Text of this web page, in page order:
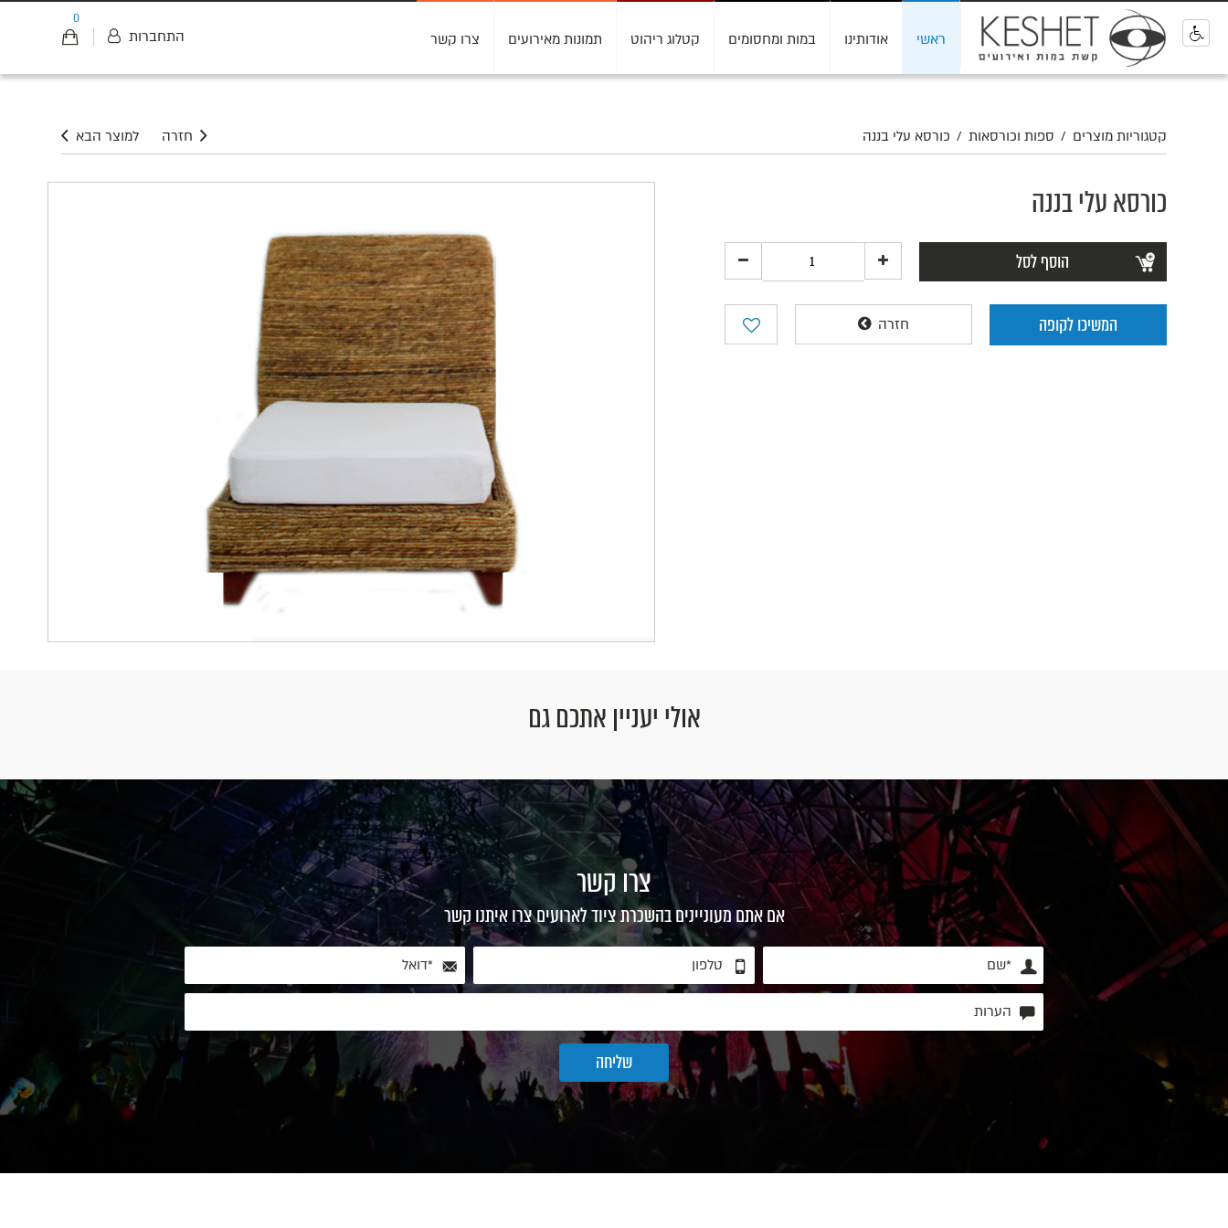
ראשי אודותינו במות ומחסומים קטלוג ריהוט תמונות מאירועים צרו קשר
0
התחברות
קטגוריות מוצרים / ספות וכורסאות / כורסא עלי בננה למוצר הבא חזרה
כורסא עלי בננה
הוסף לסל
המשיכו לקופה חזרה
אולי יעניין אתכם גם
צרו קשר
אם אתם מעוניינים בהשכרת ציוד לארועים צרו איתנו קשר